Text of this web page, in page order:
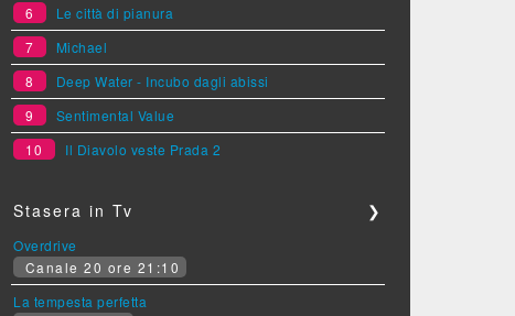
6
Le città di pianura
7
Michael
8
Deep Water - Incubo dagli abissi
9
Sentimental Value
10
Il Diavolo veste Prada 2
Stasera in Tv ❯
Overdrive
Canale 20 ore 21:10
La tempesta perfetta